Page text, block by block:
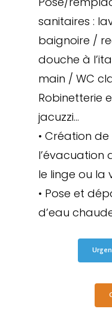
sanitaires :
baignoire /
douche à
main / WC
Robinetterie
jacuzzi…
• Création
l’évacuation
le linge ou la
• Pose et
d’eau